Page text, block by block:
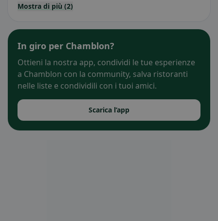
Mostra di più (2)
In giro per Chamblon?
Ottieni la nostra app, condividi le tue esperienze
a Chamblon con la community, salva ristoranti
nelle liste e condividili con i tuoi amici.
Scarica l’app